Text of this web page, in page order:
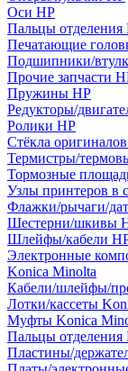
Оси HP
Пальцы отделения
Печатающие
Подшипники/
Прочие запчасти
Пружины HP
Редукторы/
Ролики HP
Стёкла
Термистры/
Тормозные
Узлы принтеров в
Флажки/рычаги/
Шестерни/шкивы
Шлейфы/кабели
Электронные
Konica Minolta
Кабели/шлейфы/
Лотки/кассеты
Муфты Konica
Пальцы отделения
Пластины/